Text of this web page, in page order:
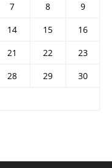
7 8
9
14 15
16
21 22
23
28 29
30